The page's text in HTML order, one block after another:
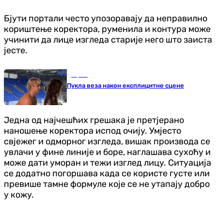
Бјути портали често упозоравају да неправилно
кориштење коректора, руменила и контура може
учинити да лице изгледа старије него што заиста
јесте.
Пукла веза након експлицитне сцене
Једна од најчешћих грешака је претјерано
наношење коректора испод очију. Умјесто
свјежег и одморног изгледа, вишак производа се
увлачи у фине линије и боре, наглашава сухоћу и
може дати уморан и тежи изглед лицу. Ситуација
се додатно погоршава када се користе густе или
превише тамне формуле које се не утапају добро
у кожу.